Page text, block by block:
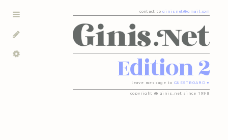
contact toginisnet@gmail.com
Edition 2
leave message to GUESTBOARD ●
copyright @ ginis.net since 1998